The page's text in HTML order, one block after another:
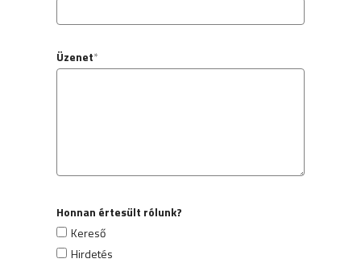
Üzenet*
Honnan értesült rólunk?
Kereső
Hirdetés